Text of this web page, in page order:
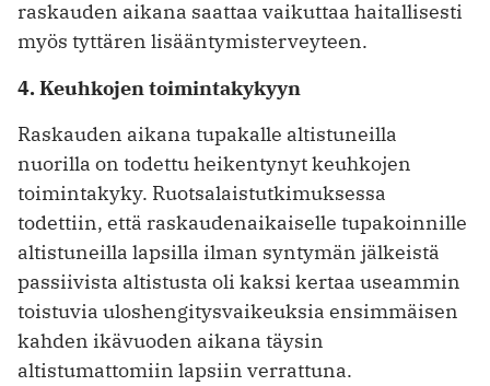
raskauden aikana saattaa vaikuttaa haitallisesti
myös tyttären lisääntymisterveyteen.
4. Keuhkojen toimintakykyyn
Raskauden aikana tupakalle altistuneilla
nuorilla on todettu heikentynyt keuhkojen
toimintakyky. Ruotsalaistutkimuksessa
todettiin, että raskaudenaikaiselle tupakoinnille
altistuneilla lapsilla ilman syntymän jälkeistä
passiivista altistusta oli kaksi kertaa useammin
toistuvia uloshengitysvaikeuksia ensimmäisen
kahden ikävuoden aikana täysin
altistumattomiin lapsiin verrattuna.